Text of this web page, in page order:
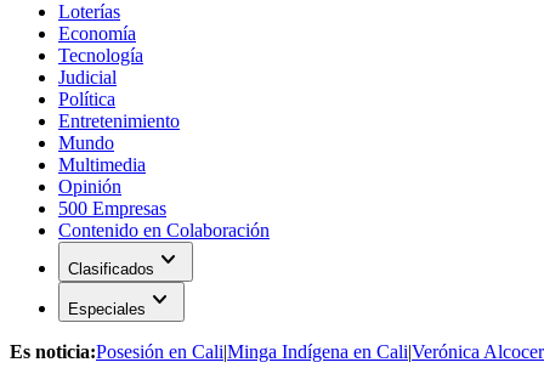
Loterías
Economía
Tecnología
Judicial
Política
Entretenimiento
Mundo
Multimedia
Opinión
500 Empresas
Contenido en Colaboración
Clasificados expand_more
Especiales expand_more
Es noticia:Posesión en Cali|Minga Indígena en Cali|Verónica Alcocer